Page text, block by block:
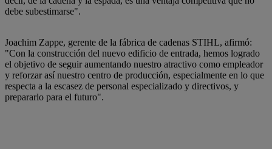
debe subestimarse".
Joachim Zappe, gerente de la fábrica de cadenas STIHL, afirmó:
"Con la construcción del nuevo edificio de entrada, hemos logrado
el objetivo de seguir aumentando nuestro atractivo como empleador
y reforzar así nuestro centro de producción, especialmente en lo que
respecta a la escasez de personal especializado y directivos, y
prepararlo para el futuro".